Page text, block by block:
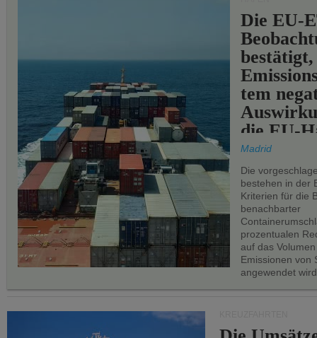
Die EU-
bestätigt,
tem
die EU-
Madrid
Die
bestehen in der
Kriterien für die
benachbarter
prozentualen
auf das
Emissionen von
angewendet